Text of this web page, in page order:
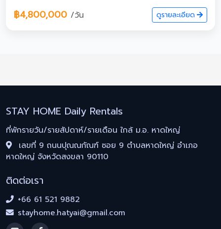
฿4,800,000 /วัน ดูรายละเอียด
STAY HOME Daily Rentals
ที่พักรายวัน/รายสัปดาห์/รายเดือน ใกล้ ม.อ. หาดใหญ่
เลขที่ 9 ถนนปุณณกัณฑ์ ซอย 9 ตำบลหาดใหญ่ อำเภอ
หาดใหญ่ จังหวัดสงขลา 90110
ติดต่อเรา
+66 61 521 9882
stayhome.hatyai@gmail.com